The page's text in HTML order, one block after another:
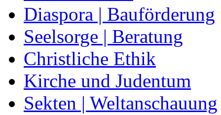
Diaspora | Bauförderung
Seelsorge | Beratung
Christliche Ethik
Kirche und Judentum
Sekten | Weltanschauung